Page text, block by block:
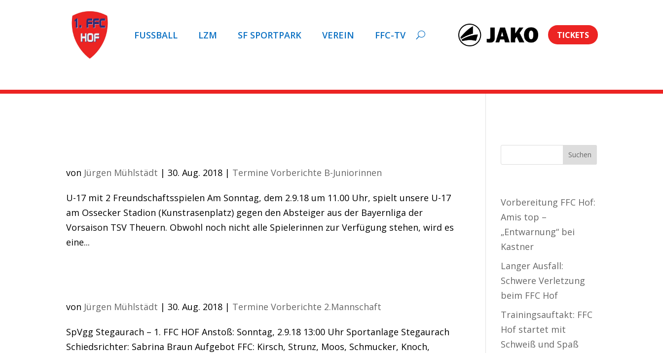
FUSSBALL LZM SF SPORTPARK VEREIN FFC-TV TICKETS
von Jürgen Mühlstädt |30. Aug. 2018 | Termine Vorberichte B-Juniorinnen
U-17 mit 2 Freundschaftsspielen Am Sonntag, dem 2.9.18 um 11.00 Uhr, spielt unsere U-17
am Ossecker Stadion (Kunstrasenplatz) gegen den Absteiger aus der Bayernliga der
Vorsaison TSV Theuern. Obwohl noch nicht alle Spielerinnen zur Verfügung stehen, wird es
eine...
von Jürgen Mühlstädt |30. Aug. 2018 | Termine Vorberichte 2.Mannschaft
SpVgg Stegaurach – 1. FFC HOF Anstoß: Sonntag, 2.9.18 13:00 Uhr Sportanlage Stegaurach
Schiedsrichter: Sabrina Braun Aufgebot FFC: Kirsch, Strunz, Moos, Schmucker, Knoch,
Vorbereitung FFC Hof:
Amis top –
„Entwarnung“ bei
Kastner
Langer Ausfall:
Schwere Verletzung
beim FFC Hof
Trainingsauftakt: FFC
Hof startet mit
Schweiß und Spaß